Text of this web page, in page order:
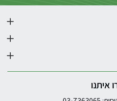
איתנו